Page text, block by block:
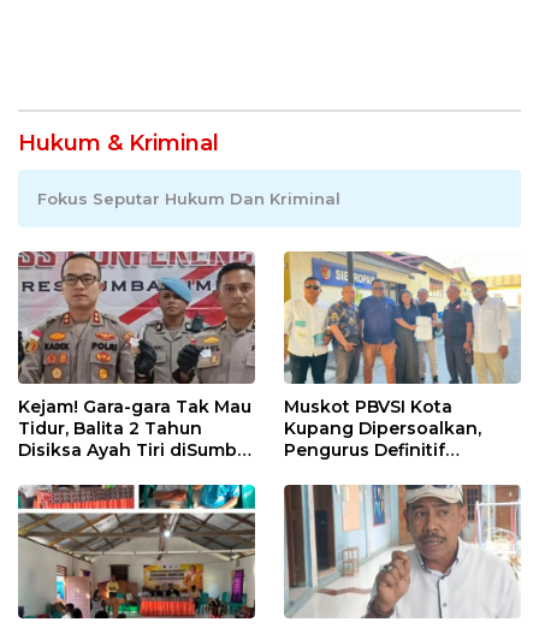
Hukum & Kriminal
Fokus Seputar Hukum Dan Kriminal
Kejam! Gara-gara Tak Mau
Tidur, Balita 2 Tahun
Disiksa Ayah Tiri diSumba
Mata Dioles Balsem
hingga Direndam Air Es
Muskot PBVSI Kota
Kupang Dipersoalkan,
Pengurus Definitif
Polisi